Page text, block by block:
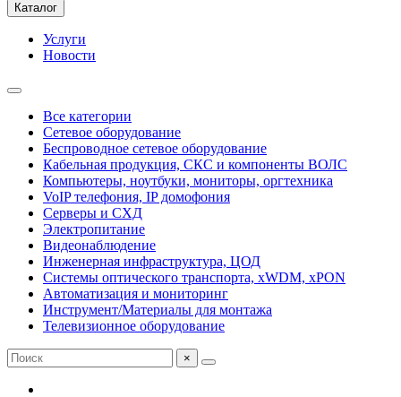
Каталог
Услуги
Новости
Все категории
Сетевое оборудование
Беспроводное сетевое оборудование
Кабельная продукция, СКС и компоненты ВОЛС
Компьютеры, ноутбуки, мониторы, оргтехника
VoIP телефония, IP домофония
Серверы и СХД
Электропитание
Видеонаблюдение
Инженерная инфраструктура, ЦОД
Системы оптического транспорта, xWDM, xPON
Автоматизация и мониторинг
Инструмент/Материалы для монтажа
Телевизионное оборудование
×